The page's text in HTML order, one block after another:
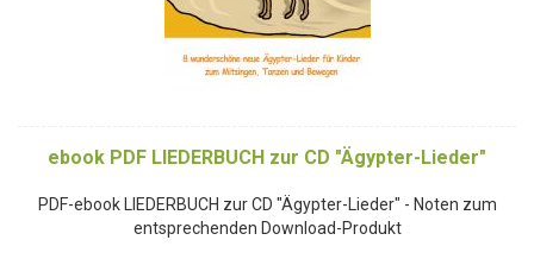
ebook PDF LIEDERBUCH zur CD "Ägypter-Lieder"
PDF-ebook LIEDERBUCH zur CD "Ägypter-Lieder" - Noten zum
entsprechenden Download-Produkt